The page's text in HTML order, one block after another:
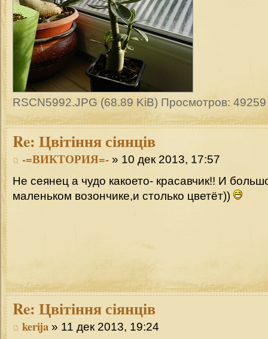
RSCN5992.JPG (68.89 KiB) Просмотров: 49259
Re: Цвітіння сіянців
-=ВИКТОРИЯ=- » 10 дек 2013, 17:57
Не сеянец а чудо какоето- красавчик!! И
маленьком возончике,и столько цветёт))
Re: Цвітіння сіянців
kerija » 11 дек 2013, 19:24